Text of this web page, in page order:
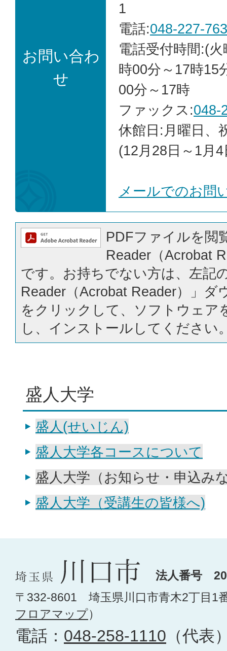
お問い合わ
せ
1
電話:048-227-
電話受付時間:(
時00分～17時15
00分～17時
ファックス:048-
休館日:月曜日、
(12月28日～1月4
メールでのお問
PDFファイルを閲
Reader（Acrobat
です。お持ちでない方は、左記
Reader（Acrobat Reader）」ダ
をクリックして、ソフトウェア
し、インストールしてください
盛人大学
盛人(せいじん)
盛人大学各コースについて
盛人大学（お知らせ・申込み
盛人大学（受講生の皆様へ)
法人番号
〒332-8601 埼玉県川口市青木2丁目1
フロアマップ）
電話： 048-258-1110 （代表